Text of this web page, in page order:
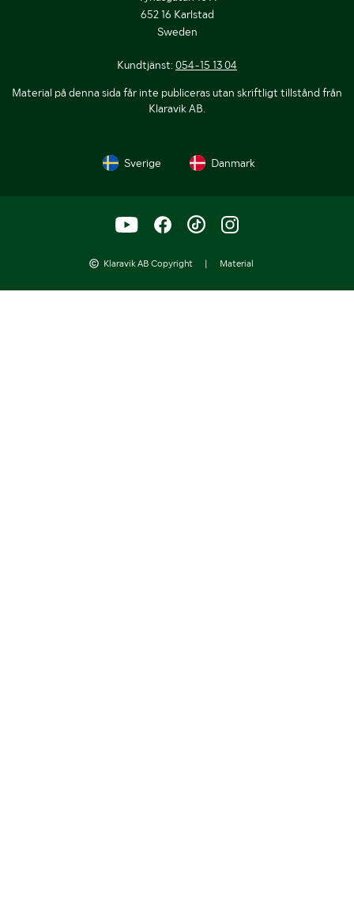
652 16 Karlstad
Sweden
Kundtjänst: 054-15 13 04
Material på denna sida får inte publiceras utan skriftligt tillstånd från
Klaravik AB.
Sverige Danmark
Klaravik AB Copyright | Material